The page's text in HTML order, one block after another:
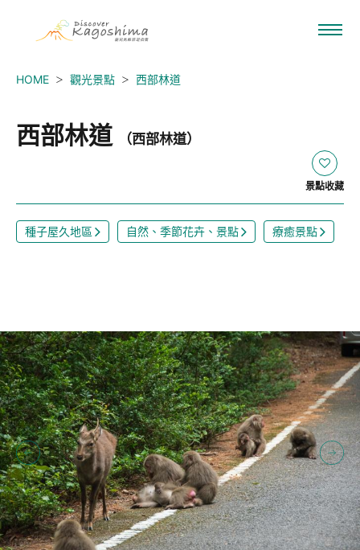
HOME 觀光景點 西部林道
西部林道 （西部林道）
景點收藏
種子屋久地區 自然、季節花卉、景點 療癒景點